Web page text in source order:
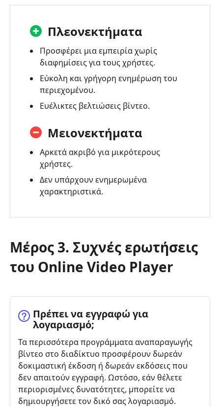
Πλεονεκτήματα
Προσφέρει μια εμπειρία χωρίς
διαφημίσεις για τους χρήστες.
Εύκολη και γρήγορη ενημέρωση του
περιεχομένου.
Ευέλικτες βελτιώσεις βίντεο.
Μειονεκτήματα
Αρκετά ακριβό για μικρότερους
χρήστες.
Δεν υπάρχουν ενημερωμένα
χαρακτηριστικά.
Μέρος 3. Συχνές ερωτήσεις
του Online Video Player
Πρέπει να εγγραφώ για
λογαριασμό;
Τα περισσότερα προγράμματα αναπαραγωγής
βίντεο στο διαδίκτυο προσφέρουν δωρεάν
δοκιμαστική έκδοση ή δωρεάν εκδόσεις που
δεν απαιτούν εγγραφή. Ωστόσο, εάν θέλετε
περιορισμένες δυνατότητες, μπορείτε να
δημιουργήσετε τον δικό σας λογαριασμό.